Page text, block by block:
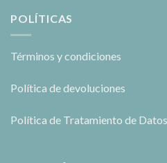
POLÍTICAS
Términos y condiciones
Política de devoluciones
Política de Tratamiento de